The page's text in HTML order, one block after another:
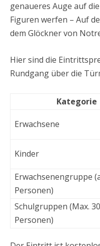
genaueres Auge auf
Figuren werfen – Auf
dem Glöckner von
Hier sind die
Rundgang über die
Kategorie
Erwachsene
Kinder
Erwachsenengruppe
Personen)
Schulgruppen (Max. 30
Personen)